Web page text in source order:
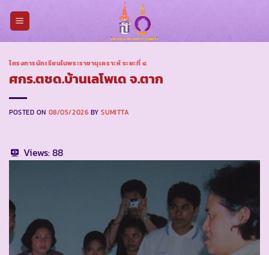
โครงการนักเรียนในพระราชานุเคราะห์ ระยะที่ ๔
ศกร.ตชด.บ้านเลโพเด จ.ตาก
POSTED ON 08/05/2026 BYSUMITTA
Views:88